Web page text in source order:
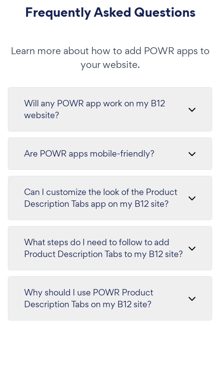
Frequently Asked Questions
Learn more about how to add POWR apps to
your website.
Will any POWR app work on my B12
website?
Are POWR apps mobile-friendly?
Can I customize the look of the Product
Description Tabs app on my B12 site?
What steps do I need to follow to add
Product Description Tabs to my B12 site?
Why should I use POWR Product
Description Tabs on my B12 site?